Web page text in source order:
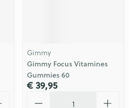
Gimmy
Gimmy Focus Vitamines
Gummies 60
€ 39,95